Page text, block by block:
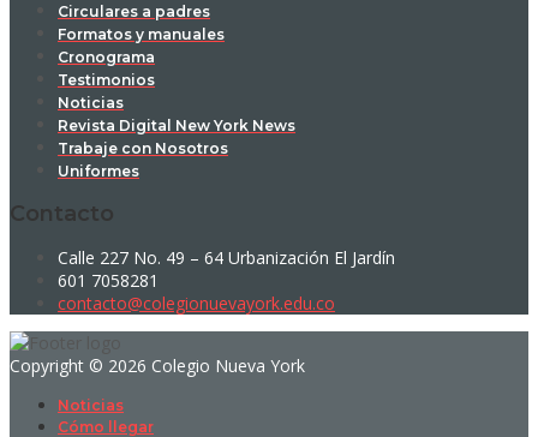
Circulares a padres
Formatos y manuales
Cronograma
Testimonios
Noticias
Revista Digital New York News
Trabaje con Nosotros
Uniformes
Contacto
Calle 227 No. 49 – 64 Urbanización El Jardín
601 7058281
contacto@colegionuevayork.edu.co
Copyright © 2026 Colegio Nueva York
Noticias
Cómo llegar